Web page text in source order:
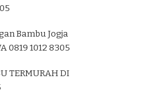
Bambu Jogja
0819 1012 8305
TERMURAH DI